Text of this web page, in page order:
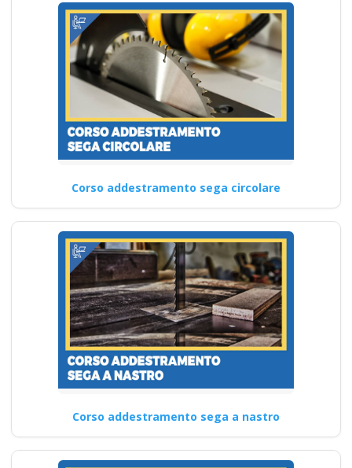
Corso addestramento sega circolare
Corso addestramento sega a nastro